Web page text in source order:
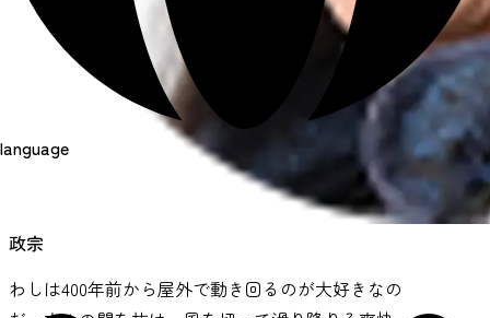
language
政宗
わしは400年前から屋外で動き回るのが大好きなの